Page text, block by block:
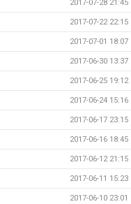
2017-07-28 21:45
2017-07-22 22:15
2017-07-01 18:07
2017-06-30 13:37
2017-06-25 19:12
2017-06-24 15:16
2017-06-17 23:15
2017-06-16 18:45
2017-06-12 21:15
2017-06-11 15:23
2017-06-10 23:01